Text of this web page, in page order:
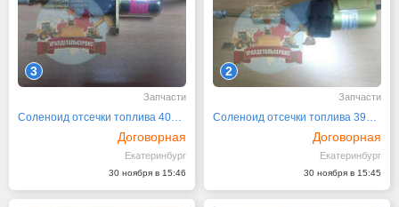
3
Запчасти
Соленоид отсечки топлива 4063712 24V
Договорная
Екатеринбург
30 ноября в 15:46
2
Запчасти
Соленоид отсечки топлива 3932530 24V
Договорная
Екатеринбург
30 ноября в 15:45